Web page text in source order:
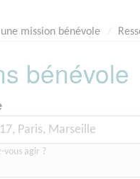
une mission bénévole
bénévole
vous agir ?